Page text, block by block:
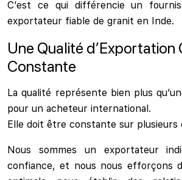
C’est ce qui différencie un
exportateur fiable de granit en Inde.
Une Qualité d’Exportation
Constante
La qualité représente bien plus
pour un acheteur international.
Elle doit être constante sur plusieurs
Nous sommes un exportateur
confiance, et nous nous efforçons